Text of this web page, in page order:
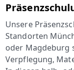
Unsere
Standorten
oder Magdeburg
Verpflegung,